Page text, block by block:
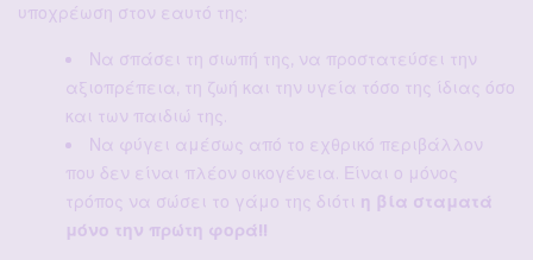
υποχρέωση στον εαυτό της:
Να σπάσει τη σιωπή της, να προστατεύσει την
αξιοπρέπεια, τη ζωή και την υγεία τόσο της ίδιας όσο
και των παιδιώ της.
Να φύγει αμέσως από το εχθρικό περιβάλλον
που δεν είναι πλέον οικογένεια. Είναι ο μόνος
τρόπος να σώσει το γάμο της διότι η βία σταματά
μόνο την πρώτη φορά!!